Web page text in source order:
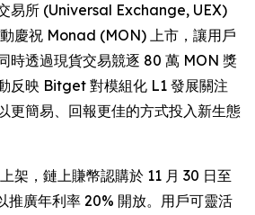
易所 (Universal Exchange, UEX)
慶祝 Monad (MON) 上市，讓用戶
時透過現貨交易競逐 80 萬 MON 獎
反映 Bitget 對模組化 L1 發展關注
更簡易、回報更佳的方式投入新生態
架，鏈上賺幣認購於 11 月 30 日至
推廣年利率 20% 開放。用戶可靈活